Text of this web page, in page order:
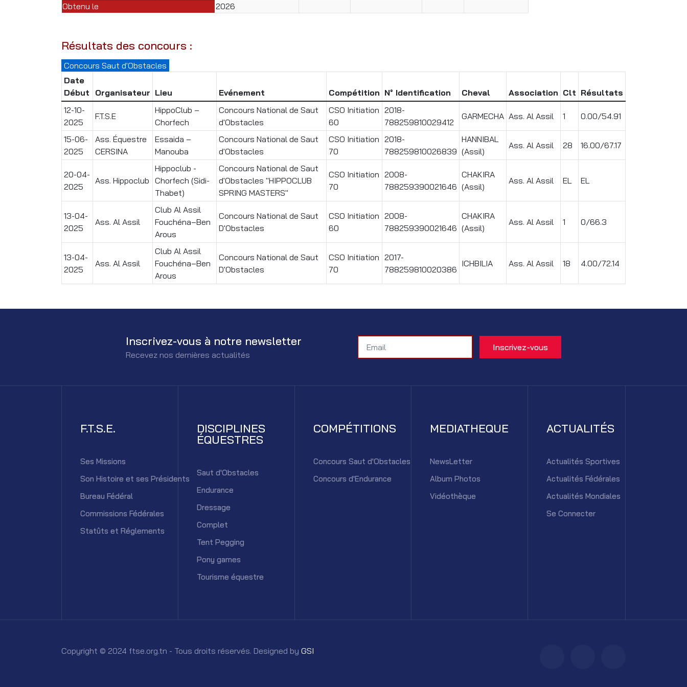
Obtenu le
2026
Résultats des concours :
Concours Saut d'Obstacles
Date
Début
Organisateur Lieu Evénement Compétition N° Identification Cheval Association Clt Résultats
12-10-
2025
F.T.S.E
HippoClub –
Chorfech
Concours National de Saut
d'Obstacles
CSO Initiation
60
2018-
788259810029412
GARMECHA Ass. Al Assil 1 0.00/54.91
15-06-
2025
Ass. Équestre
CERSINA
Essaida –
Manouba
Concours National de Saut
d'Obstacles
CSO Initiation
70
2018-
788259810026839
HANNIBAL
(Assil)
Ass. Al Assil 28 16.00/67.17
20-04-
2025
Ass. Hippoclub
Hippoclub -
Chorfech (Sidi-
Thabet)
Concours National de Saut
d'Obstacles "HIPPOCLUB
SPRING MASTERS"
CSO Initiation
70
2008-
788259390021646
CHAKIRA
(Assil)
Ass. Al Assil EL EL
13-04-
2025
Ass. Al Assil
Club Al Assil
Fouchéna–Ben
Arous
Concours National de Saut
D'Obstacles
CSO Initiation
60
2008-
788259390021646
CHAKIRA
(Assil)
Ass. Al Assil 1 0/66.3
13-04-
2025
Ass. Al Assil
Club Al Assil
Fouchéna–Ben
Arous
Concours National de Saut
D'Obstacles
CSO Initiation
70
2017-
788259810020386
ICHBILIA Ass. Al Assil 18 4.00/72.14
Inscrivez-vous à notre newsletter
Recevez nos dernières actualités
F.T.S.E.
Ses Missions
Son Histoire et ses Présidents
Bureau Fédéral
Commissions Fédérales
Statûts et Réglements
DISCIPLINES
ÉQUESTRES
Saut d'Obstacles
Endurance
Dressage
Complet
Tent Pegging
Pony games
Tourisme équestre
COMPÉTITIONS
Concours Saut d'Obstacles
Concours d'Endurance
MEDIATHEQUE
NewsLetter
Album Photos
Vidéothèque
ACTUALITÉS
Actualités Sportives
Actualités Fédérales
Actualités Mondiales
Se Connecter
Copyright © 2024 ftse.org.tn - Tous droits réservés. Designed by GSI